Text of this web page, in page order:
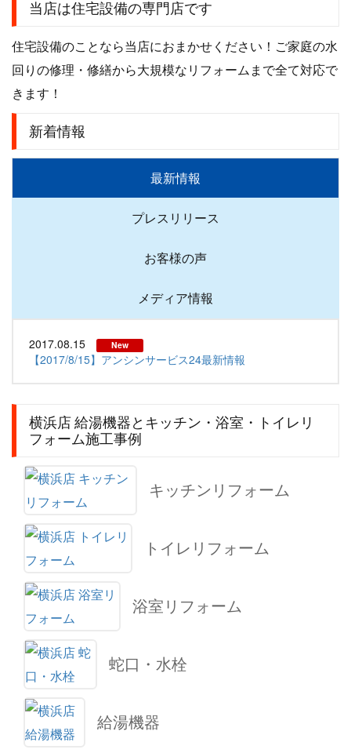
当店は住宅設備の専門店です
住宅設備のことなら当店におまかせください！ご家庭の水
回りの修理・修繕から大規模なリフォームまで全て対応で
きます！
新着情報
最新情報
プレスリリース
お客様の声
メディア情報
2017.08.15 New
【2017/8/15】アンシンサービス24最新情報
横浜店 給湯機器とキッチン・浴室・トイレリ
フォーム施工事例
キッチンリフォーム
トイレリフォーム
浴室リフォーム
蛇口・水栓
給湯機器